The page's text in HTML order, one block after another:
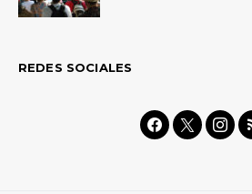
REDES SOCIALES